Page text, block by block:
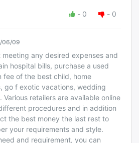
- 0 - 0
06/09
any desired expenses and
hospital bills, purchase a used
fee of the best child, home
go f exotic vacations, wedding
Various retailers are available online
procedures and in addition
the best money the last rest to
your requirements and style.
and requirement, you can